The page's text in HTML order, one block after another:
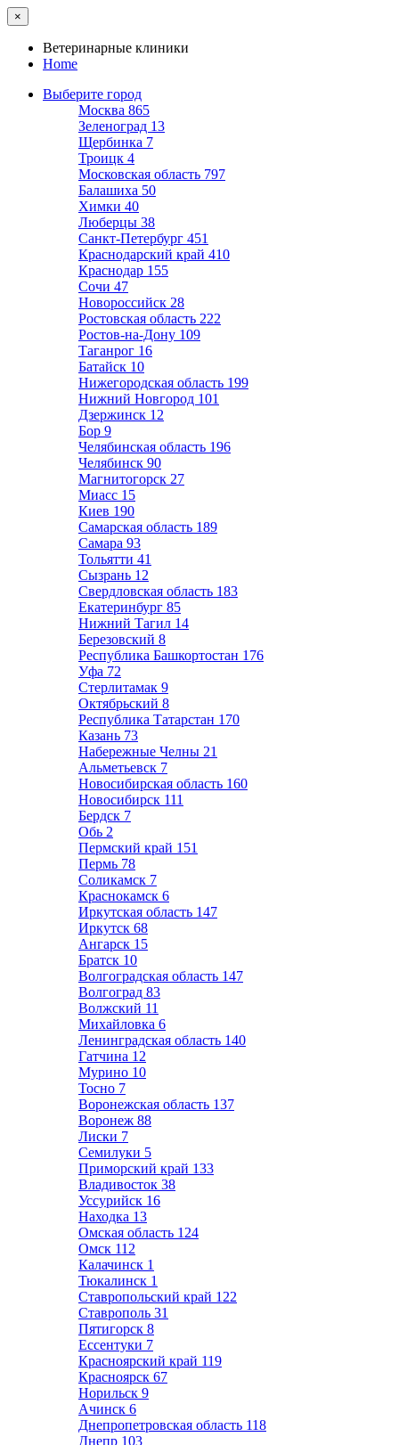
×
Ветеринарные клиники
Home
Выберите город
Москва 865
Зеленоград 13
Щербинка 7
Троицк 4
Московская область 797
Балашиха 50
Химки 40
Люберцы 38
Санкт-Петербург 451
Краснодарский край 410
Краснодар 155
Сочи 47
Новороссийск 28
Ростовская область 222
Ростов-на-Дону 109
Таганрог 16
Батайск 10
Нижегородская область 199
Нижний Новгород 101
Дзержинск 12
Бор 9
Челябинская область 196
Челябинск 90
Магнитогорск 27
Миасс 15
Киев 190
Самарская область 189
Самара 93
Тольятти 41
Сызрань 12
Свердловская область 183
Екатеринбург 85
Нижний Тагил 14
Березовский 8
Республика Башкортостан 176
Уфа 72
Стерлитамак 9
Октябрьский 8
Республика Татарстан 170
Казань 73
Набережные Челны 21
Альметьевск 7
Новосибирская область 160
Новосибирск 111
Бердск 7
Обь 2
Пермский край 151
Пермь 78
Соликамск 7
Краснокамск 6
Иркутская область 147
Иркутск 68
Ангарск 15
Братск 10
Волгоградская область 147
Волгоград 83
Волжский 11
Михайловка 6
Ленинградская область 140
Гатчина 12
Мурино 10
Тосно 7
Воронежская область 137
Воронеж 88
Лиски 7
Семилуки 5
Приморский край 133
Владивосток 38
Уссурийск 16
Находка 13
Омская область 124
Омск 112
Калачинск 1
Тюкалинск 1
Ставропольский край 122
Ставрополь 31
Пятигорск 8
Ессентуки 7
Красноярский край 119
Красноярск 67
Норильск 9
Ачинск 6
Днепропетровская область 118
Днепр 103